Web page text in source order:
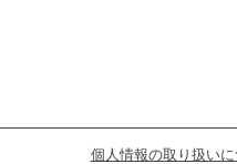
個人情報の取り扱い